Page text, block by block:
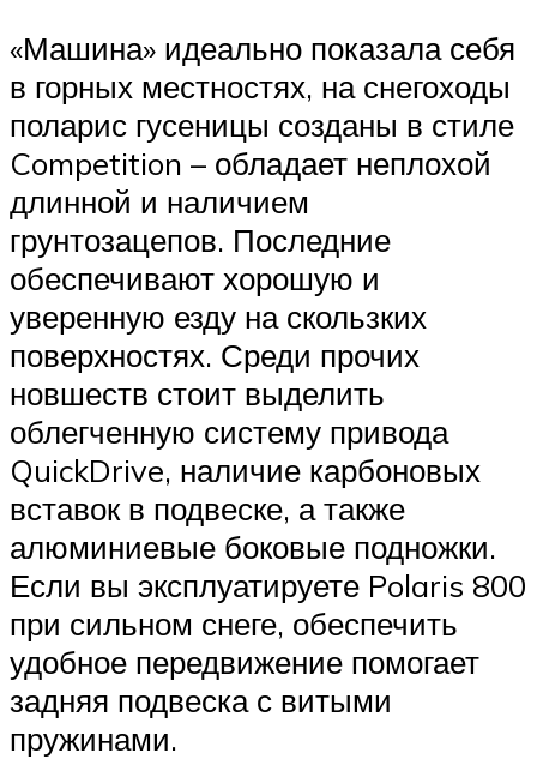
«Машина» идеально показала себя
в горных местностях, на снегоходы
поларис гусеницы созданы в стиле
Competition – обладает неплохой
длинной и наличием
грунтозацепов. Последние
обеспечивают хорошую и
уверенную езду на скользких
поверхностях. Среди прочих
новшеств стоит выделить
облегченную систему привода
QuickDrive, наличие карбоновых
вставок в подвеске, а также
алюминиевые боковые подножки.
Если вы эксплуатируете Polaris 800
при сильном снеге, обеспечить
удобное передвижение помогает
задняя подвеска с витыми
пружинами.